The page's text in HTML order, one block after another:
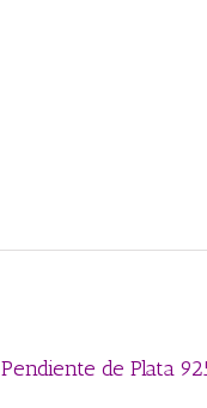
Pendiente de Plata